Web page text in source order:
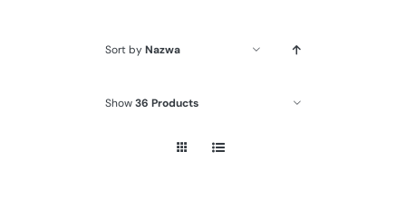
Sort byNazwa
Show36 Products